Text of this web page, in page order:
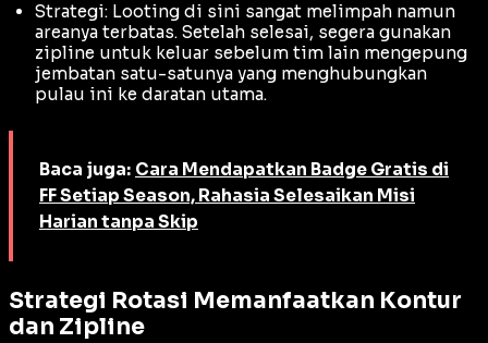
Strategi: Looting di sini sangat melimpah namun
areanya terbatas. Setelah selesai, segera gunakan
zipline untuk keluar sebelum tim lain mengepung
jembatan satu-satunya yang menghubungkan
pulau ini ke daratan utama.
Baca juga: Cara Mendapatkan Badge Gratis di
FF Setiap Season, Rahasia Selesaikan Misi
Harian tanpa Skip
Strategi Rotasi Memanfaatkan Kontur
dan Zipline